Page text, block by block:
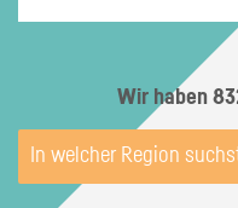
Wir haben